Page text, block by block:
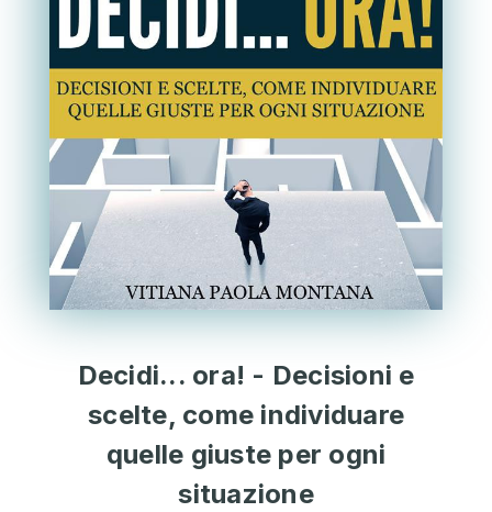
Decidi... ora! - Decisioni e
scelte, come individuare
quelle giuste per ogni
situazione